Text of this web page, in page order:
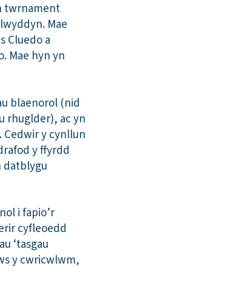
twrnament
Mae
Cluedo a
Mae hyn yn
blaenorol (nid
rhuglder), ac yn
y cynllun
y ffyrdd
datblygu
i fapio’r
cyfleoedd
‘tasgau
y cwricwlwm,